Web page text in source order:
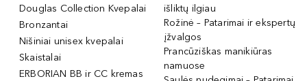
Douglas Collection Kvepalai
Bronzantai
Nišiniai unisex kvepalai
Skaistalai
ERBORIAN BB ir CC kremas
išliktų ilgiau
Rožinė – Patarimai ir ekspertų
įžvalgos
Prancūziškas manikiūras
namuose